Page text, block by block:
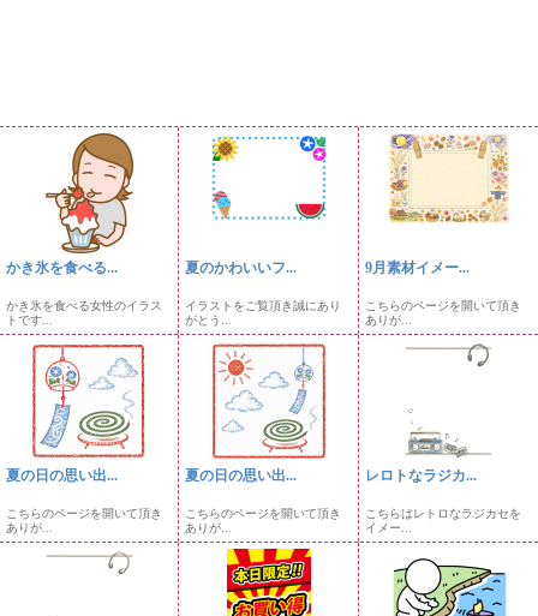
かき氷を食べる...
かき氷を食べる女性のイラス
トです...
夏のかわいいフ...
イラストをご覧頂き誠にあり
がとう...
9月素材イメー...
こちらのページを開いて頂き
ありが...
夏の日の思い出...
こちらのページを開いて頂き
ありが...
夏の日の思い出...
こちらのページを開いて頂き
ありが...
レロトなラジカ...
こちらはレトロなラジカセを
イメー...